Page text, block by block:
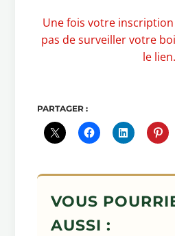
Une fois votre
pas de surveiller votre
le lien.
PARTAGER :
VOUS
AUSSI :